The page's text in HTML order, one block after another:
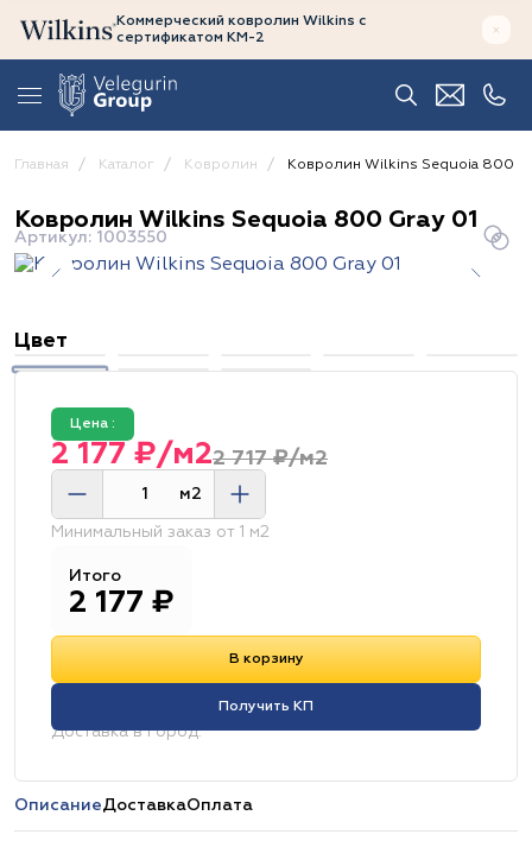
Коммерческий ковролин Wilkins с
сертификатом КМ-2
Главная Каталог Ковролин Ковролин Wilkins Sequoia 800
Ковролин Wilkins Sequoia 800 Gray 01
Артикул: 1003550
Цвет
Цена :
2 717 ₽/м2
2 177 ₽/м2
м2
Минимальный заказ от 1 м2
Итого
2 177 ₽
В корзину
Получить КП
Доставка в город:
ОписаниеДоставкаОплата